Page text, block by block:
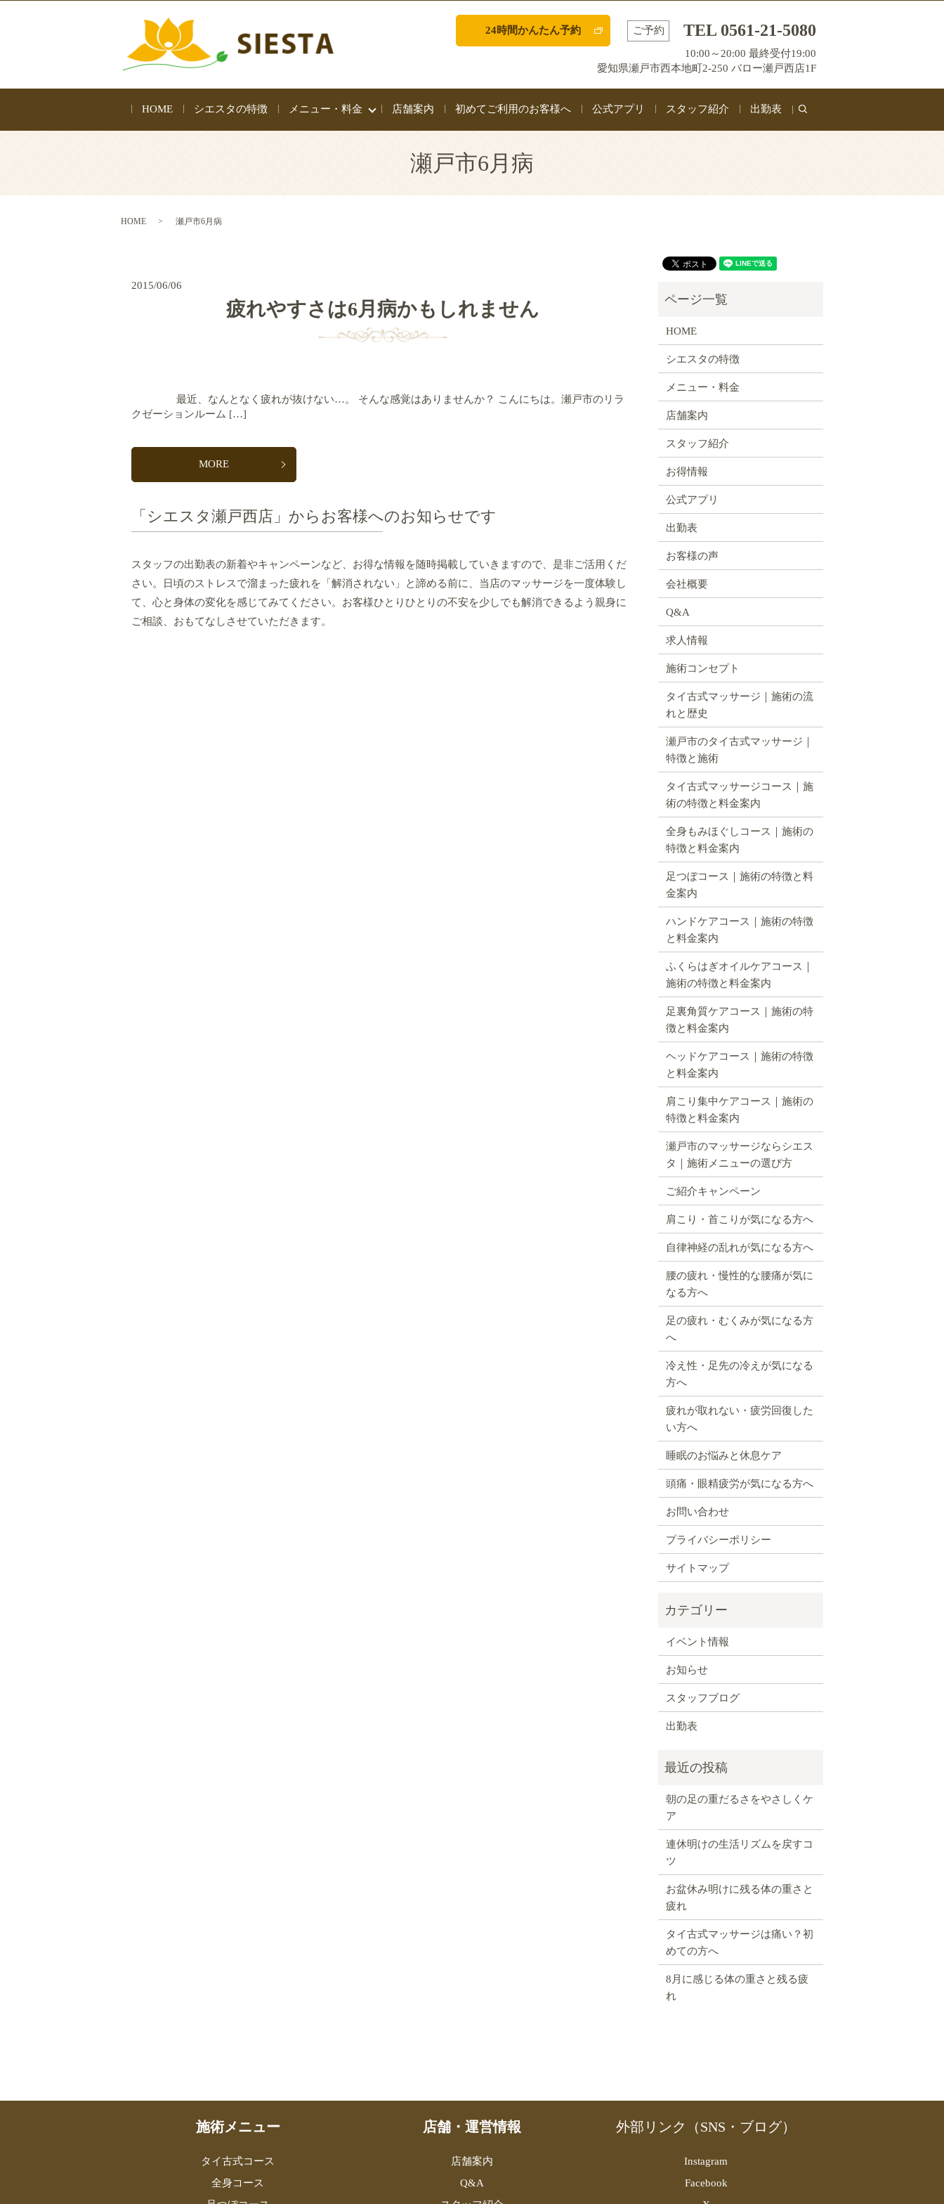
24時間かんたん予約 ご予約 TEL 0561-21-5080
10:00～20:00 最終受付19:00
愛知県瀬戸市西本地町2-250 バロー瀬戸西店1F
HOME シエスタの特徴 メニュー・料金 店舗案内 初めてご利用のお客様へ 公式アプリ スタッフ紹介 出勤表
search
瀬戸市6月病
HOME 瀬戸市6月病
2015/06/06
疲れやすさは6月病かもしれません
最近、なんとなく疲れが抜けない…。 そんな感覚はありませんか？ こんにちは。瀬戸市のリラ
クゼーションルーム […]
MORE
「シエスタ瀬戸西店」からお客様へのお知らせです
スタッフの出勤表の新着やキャンペーンなど、お得な情報を随時掲載していきますので、是非ご活用くだ
さい。日頃のストレスで溜まった疲れを「解消されない」と諦める前に、当店のマッサージを一度体験し
て、心と身体の変化を感じてみてください。お客様ひとりひとりの不安を少しでも解消できるよう親身に
ご相談、おもてなしさせていただきます。
HOME
シエスタの特徴
メニュー・料金
店舗案内
スタッフ紹介
お得情報
公式アプリ
出勤表
お客様の声
会社概要
Q&A
求人情報
施術コンセプト
タイ古式マッサージ｜施術の流
れと歴史
瀬戸市のタイ古式マッサージ｜
特徴と施術
タイ古式マッサージコース｜施
術の特徴と料金案内
全身もみほぐしコース｜施術の
特徴と料金案内
足つぼコース｜施術の特徴と料
金案内
ハンドケアコース｜施術の特徴
と料金案内
ふくらはぎオイルケアコース｜
施術の特徴と料金案内
足裏角質ケアコース｜施術の特
徴と料金案内
ヘッドケアコース｜施術の特徴
と料金案内
肩こり集中ケアコース｜施術の
特徴と料金案内
瀬戸市のマッサージならシエス
タ｜施術メニューの選び方
ご紹介キャンペーン
肩こり・首こりが気になる方へ
自律神経の乱れが気になる方へ
腰の疲れ・慢性的な腰痛が気に
なる方へ
足の疲れ・むくみが気になる方
へ
冷え性・足先の冷えが気になる
方へ
疲れが取れない・疲労回復した
い方へ
睡眠のお悩みと休息ケア
頭痛・眼精疲労が気になる方へ
お問い合わせ
プライバシーポリシー
サイトマップ
イベント情報
お知らせ
スタッフブログ
出勤表
朝の足の重だるさをやさしくケ
ア
連休明けの生活リズムを戻すコ
ツ
お盆休み明けに残る体の重さと
疲れ
タイ古式マッサージは痛い？初
めての方へ
8月に感じる体の重さと残る疲
れ
施術メニュー
タイ古式コース
全身コース
店舗・運営情報
店舗案内
Q&A
外部リンク（SNS・ブログ）
Instagram
Facebook